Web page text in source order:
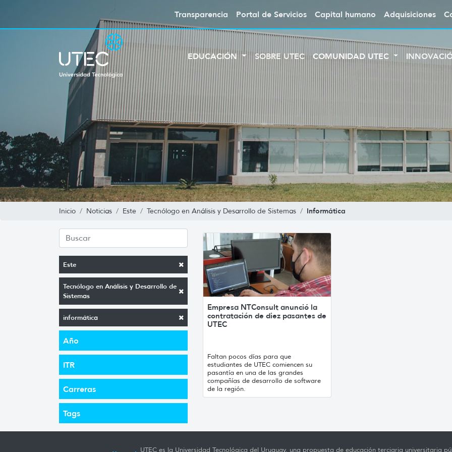
Transparencia Portal de Servicios Capital humano Adquisiciones
EDUCACIÓN SOBRE UTEC COMUNIDAD UTEC
Inicio Noticias Este Tecnólogo en Análisis y Desarrollo de Sistemas Informática
Este
Tecnólogo en Análisis y Desarrollo de
Sistemas
informática
Año
ITR
Carreras
Tags
Empresa NTConsult anunció la
contratación de diez pasantes de
UTEC
Faltan pocos días para que
estudiantes de UTEC comiencen su
pasantía en una de las grandes
compañías de desarrollo de software
de la región.
UTEC es la Universidad Tecnológica del Uruguay, una propuesta de educación terciaria universitaria